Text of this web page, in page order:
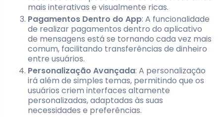
mais interativas e visualmente ricas.
Pagamentos Dentro do App: A funcionalidade
de realizar pagamentos dentro do aplicativo
de mensagens está se tornando cada vez mais
comum, facilitando transferências de dinheiro
entre usuários.
Personalização Avançada: A personalização
irá além de simples temas, permitindo que os
usuários criem interfaces altamente
personalizadas, adaptadas às suas
necessidades e preferências.